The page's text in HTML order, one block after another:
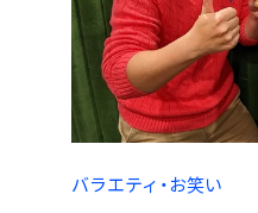
バラエティ・お笑い